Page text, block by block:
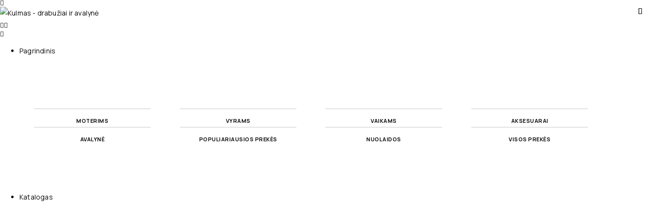
Pagrindinis
MOTERIMS VYRAMS VAIKAMS AKSESUARAI
AVALYNĖ POPULIARIAUSIOS PREKĖS NUOLAIDOS VISOS PREKĖS
Katalogas